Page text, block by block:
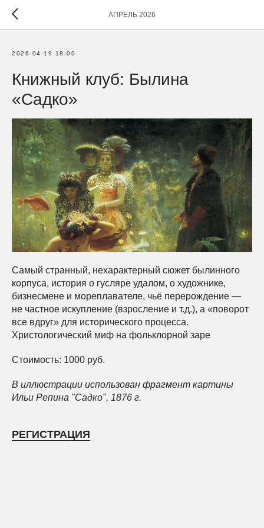
АПРЕЛЬ 2026
2026-04-19 18:00
Книжный клуб: Былина
«Садко»
Самый странный, нехарактерный сюжет былинного
корпуса, история о гусляре удалом, о художнике,
бизнесмене и мореплавателе, чьё перерождение —
не частное искупление (взросление и т.д.), а «поворот
все вдруг» для исторического процесса.
Христологический миф на фольклорной заре
Стоимость: 1000 руб.
В иллюстрации использован фрагмент картины
Ильи Репина "Садко", 1876 г.
РЕГИСТРАЦИЯ